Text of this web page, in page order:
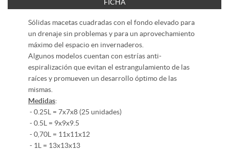
FICHA
Sólidas macetas cuadradas con el fondo elevado para
un drenaje sin problemas y para un aprovechamiento
máximo del espacio en invernaderos.
Algunos modelos cuentan con estrías anti-
espiralización que evitan el estrangulamiento de las
raíces y promueven un desarrollo óptimo de las
mismas.
Medidas:
- 0.25L = 7x7x8 (25 unidades)
- 0.5L = 9x9x9.5
- 0,70L = 11x11x12
- 1L = 13x13x13